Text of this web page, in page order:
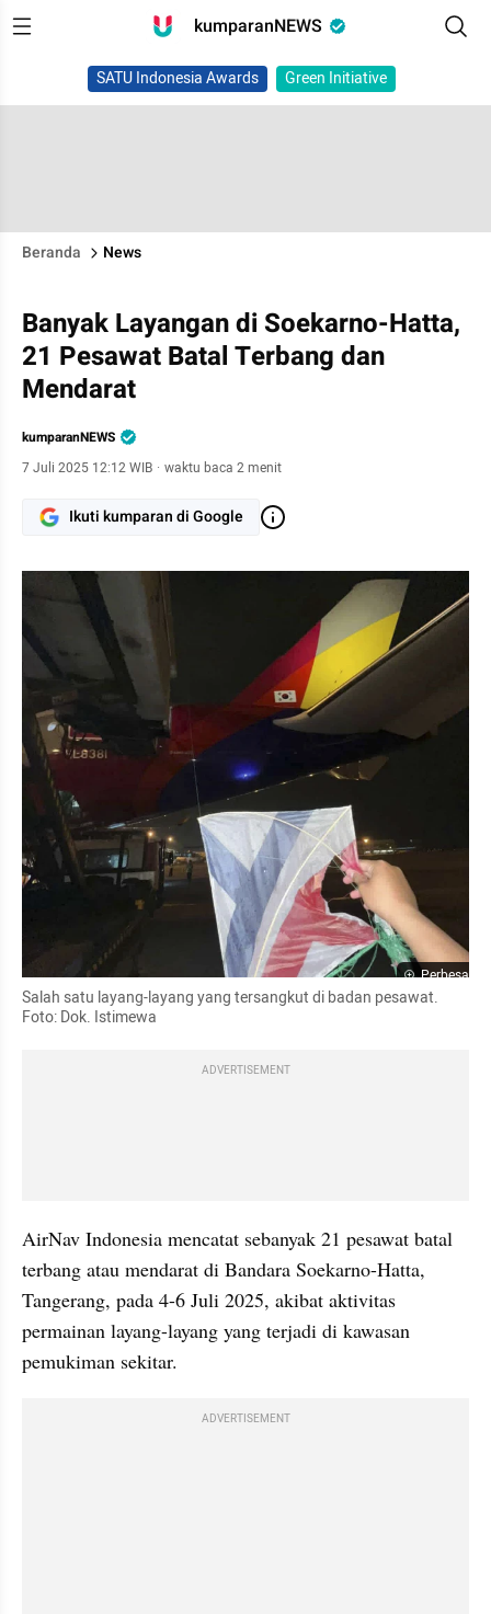
kumparanNEWS
SATU Indonesia Awards Green Initiative
Beranda News
Banyak Layangan di Soekarno-Hatta,
21 Pesawat Batal Terbang dan
Mendarat
kumparanNEWS
7 Juli 2025 12:12 WIB · waktu baca 2 menit
Ikuti kumparan di Google
Perbesar
Salah satu layang-layang yang tersangkut di badan pesawat.
Foto: Dok. Istimewa
ADVERTISEMENT
AirNav Indonesia mencatat sebanyak 21 pesawat batal
terbang atau mendarat di Bandara Soekarno-Hatta,
Tangerang, pada 4-6 Juli 2025, akibat aktivitas
permainan layang-layang yang terjadi di kawasan
pemukiman sekitar.
ADVERTISEMENT